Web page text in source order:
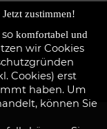
zustimmen!
komfortabel und
wir Cookies
Cookies) erst
haben. Um
können Sie